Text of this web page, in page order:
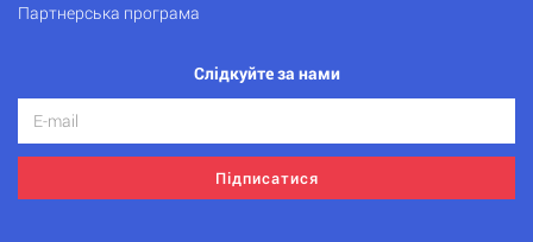
Партнерська програма
Слідкуйте за нами
Підписатися